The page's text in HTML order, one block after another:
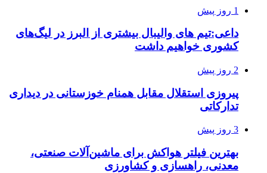
1 روز پیش
داعی:تیم های والیبال بیشتری از البرز در لیگ‌های
کشوری خواهیم داشت
2 روز پیش
پیروزی استقلال مقابل همنام خوزستانی در دیداری
تدارکاتی
3 روز پیش
بهترین فیلتر هواکش برای ماشین‌آلات صنعتی،
معدنی، راهسازی و کشاورزی